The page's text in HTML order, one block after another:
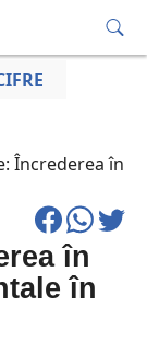
Încrederea în
în
în